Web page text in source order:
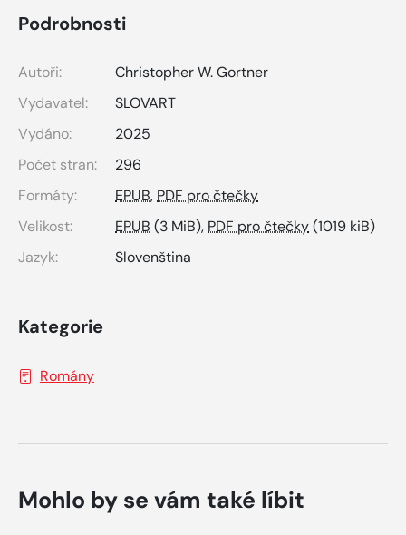
Podrobnosti
Autoři:
Christopher W. Gortner
Vydavatel:
SLOVART
Vydáno:
2025
Počet stran:
296
Formáty:
EPUB, PDF pro čtečky
Velikost:
EPUB (3 MiB), PDF pro čtečky(1019 kiB)
Jazyk:
Slovenština
Kategorie
Romány
Mohlo by se vám také líbit